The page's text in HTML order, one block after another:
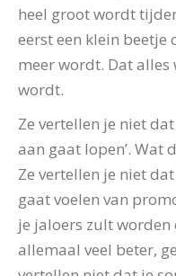
heel groot wordt
eerst een klein beetje
meer wordt. Dat
wordt.
Ze vertellen je niet
aan gaat lopen’. Wat
Ze vertellen je niet
gaat voelen van
je jaloers zult
allemaal veel beter,